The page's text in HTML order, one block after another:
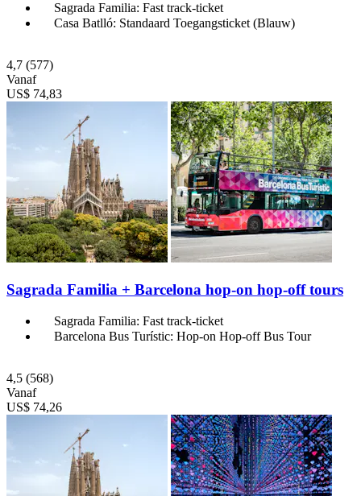
Sagrada Familia: Fast track-ticket
Casa Batlló: Standaard Toegangsticket (Blauw)
4,7 (577)
Vanaf
US$ 74,83
Sagrada Familia + Barcelona hop-on hop-off tours
Sagrada Familia: Fast track-ticket
Barcelona Bus Turístic: Hop-on Hop-off Bus Tour
4,5 (568)
Vanaf
US$ 74,26